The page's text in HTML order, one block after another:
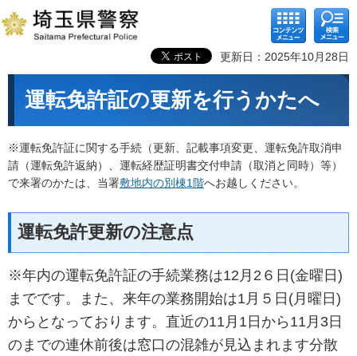
コンテ
ンツメ
ニュー
検索メ
ニュー
更新日：2025年10月28日
運転免許証の更新を行うかたへ
※運転免許証に関する手続（更新、記載事項変更、運転免許取消申
請（運転免許返納）、運転経歴証明書交付申請（取消と同時）等）
で来署のかたは、当署敷地内の別棟1階へお越しください。
運転免許更新の注意点
※年内の運転免許証の手続業務は12月2６日(金曜日)
までです。また、来年の業務開始は1月５日(月曜日)
からとなっております。直近の11月1日から11月3日
のまでの連休前後は窓口の混雑が見込まれます分散